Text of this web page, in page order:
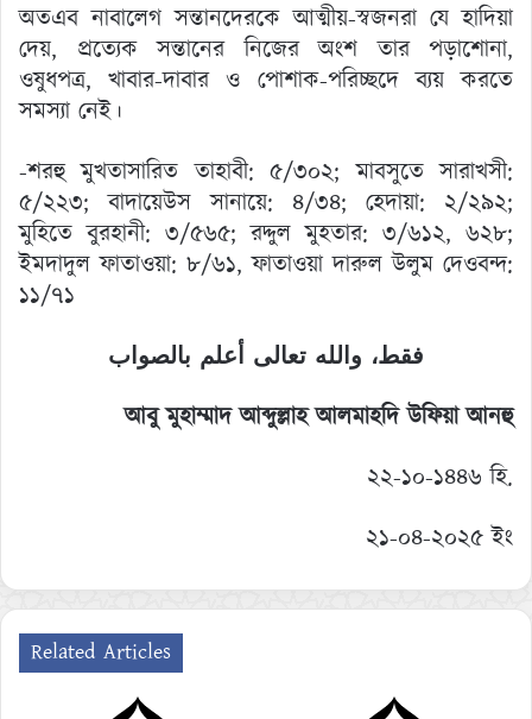
অতএব নাবালেগ সন্তানদেরকে আত্মীয়-স্বজনরা যে হাদিয়া
দেয়, প্রত্যেক সন্তানের নিজের অংশ তার পড়াশোনা,
ওষুধপত্র, খাবার-দাবার ও পোশাক-পরিচ্ছদে ব্যয় করতে
সমস্যা নেই।
-শরহু মুখতাসারিত তাহাবী: ৫/৩০২; মাবসুতে সারাখসী:
৫/২২৩; বাদায়েউস সানায়ে: ৪/৩৪; হেদায়া: ২/২৯২;
মুহিতে বুরহানী: ৩/৫৬৫; রদ্দুল মুহতার: ৩/৬১২, ৬২৮;
ইমদাদুল ফাতাওয়া: ৮/৬১, ফাতাওয়া দারুল উলুম দেওবন্দ:
১১/৭১
فقط، والله تعالى أعلم بالصواب
আবু মুহাম্মাদ আব্দুল্লাহ আলমাহদি উফিয়া আনহু
২২-১০-১৪৪৬ হি.
২১-০৪-২০২৫ ইং
Related Articles